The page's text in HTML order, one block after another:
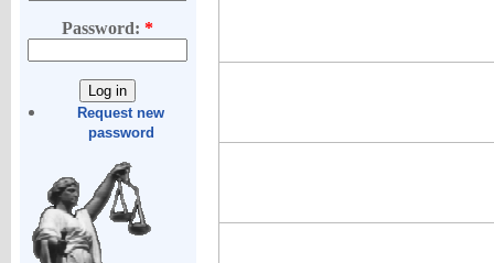
Password:*
Request new
password